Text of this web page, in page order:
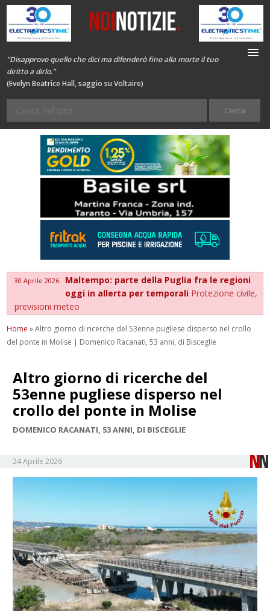
“Disapprovo quello che dici ma difenderò fino alla morte il tuo
diritto a dirlo.”
(Evelyn Beatrice Hall, saggio su Voltaire)
30 Aprile 2026
Maltempo: parte della Puglia fra le regioni
oggi in allerta per temporali Protezione civile,
previsioni meteo
Home »Altro giorno di ricerche del 53enne pugliese disperso nel crollo
del ponte in Molise | Domenico Racanati, 53 anni, di Bisceglie
Altro giorno di ricerche del
53enne pugliese disperso nel
crollo del ponte in Molise
DOMENICO RACANATI, 53 ANNI, DI BISCEGLIE
24 Aprile 2026